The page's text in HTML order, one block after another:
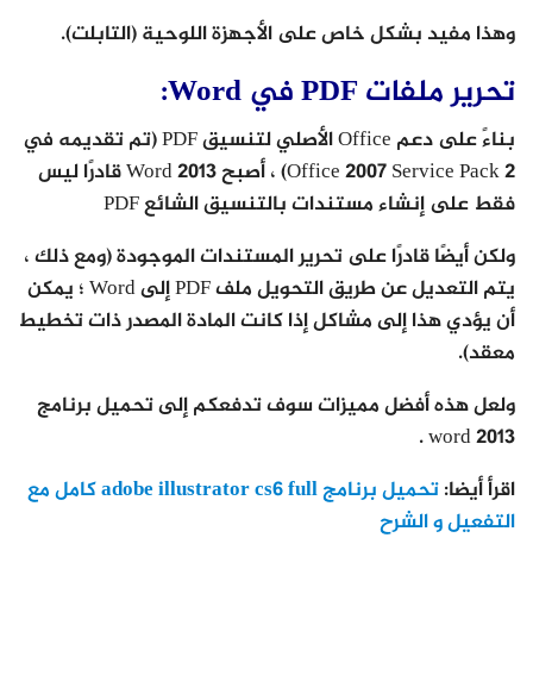
وهذا مفيد بشكل خاص على الأجهزة اللوحية (التابلت).
تحرير ملفات PDF في Word:
بناءً على دعم Office الأصلي لتنسيق PDF (تم تقديمه في
Office 2007 Service Pack 2) ، أصبح Word 2013 قادرًا ليس
فقط على إنشاء مستندات بالتنسيق الشائع PDF
ولكن أيضًا قادرًا على تحرير المستندات الموجودة (ومع ذلك ،
يتم التعديل عن طريق التحويل ملف PDF إلى Word ؛ يمكن
أن يؤدي هذا إلى مشاكل إذا كانت المادة المصدر ذات تخطيط
معقد).
ولعل هذه أفضل مميزات سوف تدفعكم إلى تحميل برنامج
word 2013 .
اقرأ أيضا:
تحميل برنامج adobe illustrator cs6 full كامل مع
التفعيل و الشرح